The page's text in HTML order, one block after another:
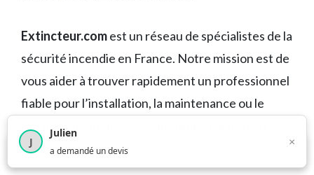
Extincteur.comest un réseau de spécialistes de la
sécurité incendie en France. Notre mission est de
vous aider à trouver rapidement un professionnel
fiable pour l’installation, la maintenance ou le
remplacement de vos extincteurs, partout en
France, et au meilleur prix.
1 374 utilisateurs ce mois-ci
J
Julien
a demandé un devis
×